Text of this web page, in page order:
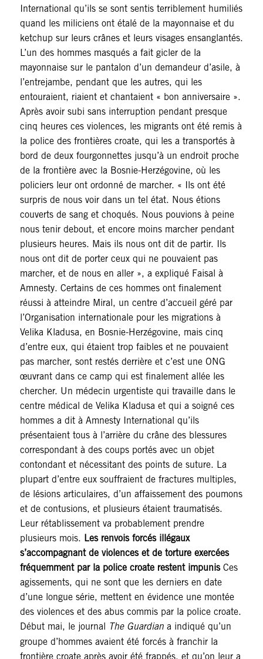
International qu’ils se sont sentis terriblement humiliés
quand les miliciens ont étalé de la mayonnaise et du
ketchup sur leurs crânes et leurs visages ensanglantés.
L’un des hommes masqués a fait gicler de la
mayonnaise sur le pantalon d’un demandeur d’asile, à
l’entrejambe, pendant que les autres, qui les
entouraient, riaient et chantaient « bon anniversaire ».
Après avoir subi sans interruption pendant presque
cinq heures ces violences, les migrants ont été remis à
la police des frontières croate, qui les a transportés à
bord de deux fourgonnettes jusqu’à un endroit proche
de la frontière avec la Bosnie-Herzégovine, où les
policiers leur ont ordonné de marcher. « Ils ont été
surpris de nous voir dans un tel état. Nous étions
couverts de sang et choqués. Nous pouvions à peine
nous tenir debout, et encore moins marcher pendant
plusieurs heures. Mais ils nous ont dit de partir. Ils
nous ont dit de porter ceux qui ne pouvaient pas
marcher, et de nous en aller », a expliqué Faisal à
Amnesty. Certains de ces hommes ont finalement
réussi à atteindre Miral, un centre d’accueil géré par
l’Organisation internationale pour les migrations à
Velika Kladusa, en Bosnie-Herzégovine, mais cinq
d’entre eux, qui étaient trop faibles et ne pouvaient
pas marcher, sont restés derrière et c’est une ONG
œuvrant dans ce camp qui est finalement allée les
chercher. Un médecin urgentiste qui travaille dans le
centre médical de Velika Kladusa et qui a soigné ces
hommes a dit à Amnesty International qu’ils
présentaient tous à l’arrière du crâne des blessures
correspondant à des coups portés avec un objet
contondant et nécessitant des points de suture. La
plupart d’entre eux souffraient de fractures multiples,
de lésions articulaires, d’un affaissement des poumons
et de contusions, et plusieurs étaient traumatisés.
Leur rétablissement va probablement prendre
plusieurs mois. Les renvois forcés illégaux
s’accompagnant de violences et de torture exercées
fréquemment par la police croate restent impunisCes
agissements, qui ne sont que les derniers en date
d’une longue série, mettent en évidence une montée
des violences et des abus commis par la police croate.
Début mai, le journal The Guardiana indiqué qu’un
groupe d’hommes avaient été forcés à franchir la
frontière croate après avoir été frappés, et qu’on leur a